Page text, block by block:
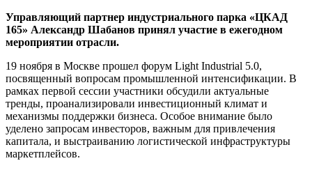
Управляющий партнер индустриального парка «ЦКАД
165» Александр Шабанов принял участие в ежегодном
мероприятии отрасли.
19 ноября в Москве прошел форум Light Industrial 5.0,
посвященный вопросам промышленной интенсификации. В
рамках первой сессии участники обсудили актуальные
тренды, проанализировали инвестиционный климат и
механизмы поддержки бизнеса. Особое внимание было
уделено запросам инвесторов, важным для привлечения
капитала, и выстраиванию логистической инфраструктуры
маркетплейсов.